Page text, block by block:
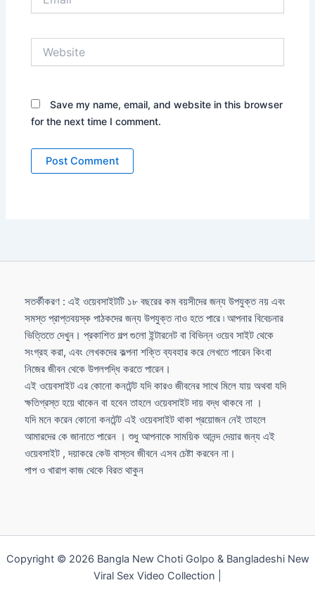
Save my name, email, and website in this browser
for the next time I comment.
সতর্কীকরণ : এই ওয়েবসাইটটি ১৮ বছরের কম বয়সীদের জন্য উপযুক্ত নয় এবং
সমস্ত প্রাপ্তবয়স্ক পাঠকদের জন্য উপযুক্ত নাও হতে পারে ৷ আপনার বিবেচনার
ভিত্তিতে দেখুন। প্রকাশিত গল্প গুলো ইন্টারনেট বা বিভিন্ন ওয়েব সাইট থেকে
সংগ্রহ করা, এবং লেখকদের কল্পনা শক্তি ব্যবহার করে লেখতে পারেন কিংবা
নিজের জীবন থেকে উপলপদ্ধি করতে পারেন।
এই ওয়েবসাইট এর কোনো কনটেন্ট যদি কারও জীবনের সাথে মিলে যায় অথবা যদি
ক্ষতিগ্রস্ত হয়ে থাকেন বা হবেন তাহলে ওয়েবসাইট দায় বদ্ধ থাকবে না ।
যদি মনে করেন কোনো কনটেন্ট এই ওয়েবসাইট থাকা প্রয়োজন নেই তাহলে
আমারদের কে জানাতে পারেন । শুধু আপনাকে সাময়িক আনন্দ দেয়ার জন্য এই
ওয়েবসাইট , দয়াকরে কেউ বাস্তব জীবনে এসব চেষ্টা করবেন না।
পাপ ও খারাপ কাজ থেকে বিরত থাকুন
Copyright © 2026 Bangla New Choti Golpo & Bangladeshi New
Viral Sex Video Collection |